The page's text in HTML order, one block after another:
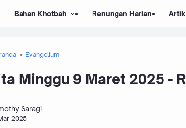
Bahan Khotbah Renungan Harian
Evangelium
Minggu 9 Maret 2025 -
Saragi
2025